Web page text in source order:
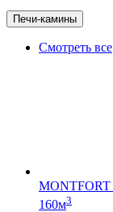
Печи-камины
Смотреть все
MONTFORT
160м3